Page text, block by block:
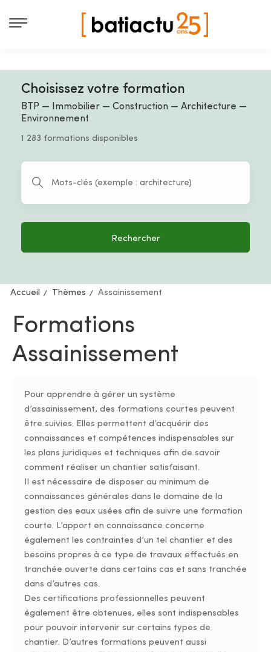
Choisissez votre formation
BTP — Immobilier — Construction — Architecture —
Environnement
1 283 formations disponibles
Rechercher
Accueil Thèmes Assainissement
Formations
Assainissement
Pour apprendre à gérer un système
d’assainissement, des formations courtes peuvent
être suivies. Elles permettent d’acquérir des
connaissances et compétences indispensables sur
les plans juridiques et techniques afin de savoir
comment réaliser un chantier satisfaisant.
Il est nécessaire de disposer au minimum de
connaissances générales dans le domaine de la
gestion des eaux usées afin de suivre une formation
courte. L’apport en connaissance concerne
également les contraintes d’un tel chantier et des
besoins propres à ce type de travaux effectués en
tranchée ouverte dans certains cas et sans tranchée
dans d’autres cas.
Des certifications professionnelles peuvent
également être obtenues, elles sont indispensables
pour pouvoir intervenir sur certains types de
chantier. D’autres formations peuvent aussi